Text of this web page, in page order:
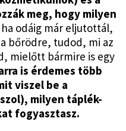
meg, hogy milyen
odáig már eljutottál,
bőrödre, tudod, mi az
mielőtt bármire is egy
is érdemes több
viszel be a
milyen táplék-
fogyasztasz.